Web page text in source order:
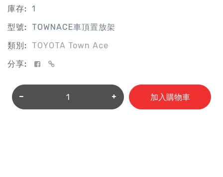
庫存:
1
型號:
TOWNACE車頂置放架
類別:
TOYOTA Town Ace
分享:
加入購物車